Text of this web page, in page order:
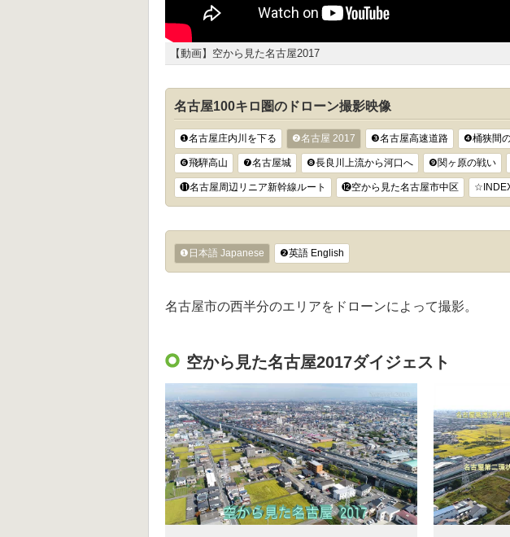
【動画】空から見た名古屋2017
名古屋100キロ圏のドローン撮影映像
❶名古屋庄内川を下る ❷名古屋 2017 ❸名古屋高速道路 ❹桶狭間
❻飛騨高山 ❼名古屋城 ❽長良川上流から河口へ ❾関ヶ原の戦い
⓫名古屋周辺リニア新幹線ルート ⓬空から見た名古屋市中区
❶日本語 Japanese ❷英語 English
名古屋市の西半分のエリアをドローンによって撮影。
空から見た名古屋2017ダイジェスト